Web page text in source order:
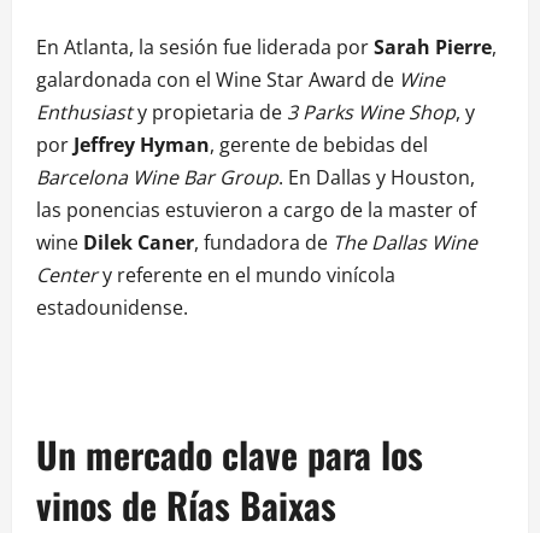
En Atlanta, la sesión fue liderada porSarah Pierre,
galardonada con el Wine Star Award de Wine
Enthusiasty propietaria de 3 Parks Wine Shop, y
por Jeffrey Hyman, gerente de bebidas del
Barcelona Wine Bar Group. En Dallas y Houston,
las ponencias estuvieron a cargo de la master of
wine Dilek Caner, fundadora de The Dallas Wine
Centery referente en el mundo vinícola
estadounidense.
Un mercado clave para los
vinos de Rías Baixas